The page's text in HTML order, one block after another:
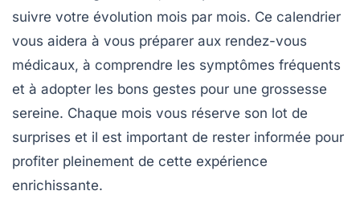
suivre votre évolution mois par mois. Ce calendrier
vous aidera à vous préparer aux rendez-vous
médicaux, à comprendre les symptômes fréquents
et à adopter les bons gestes pour une grossesse
sereine. Chaque mois vous réserve son lot de
surprises et il est important de rester informée pour
profiter pleinement de cette expérience
enrichissante.